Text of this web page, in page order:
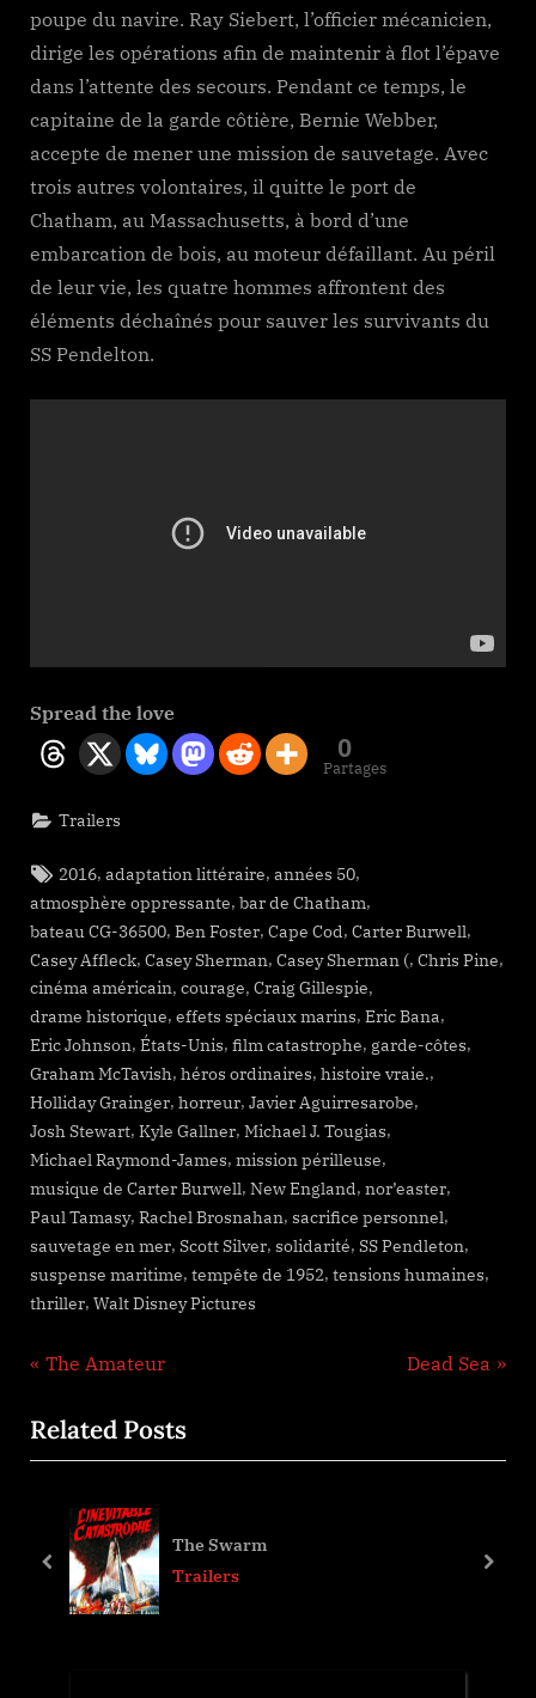
poupe du navire. Ray Siebert, l’officier mécanicien,
dirige les opérations afin de maintenir à flot l’épave
dans l’attente des secours. Pendant ce temps, le
capitaine de la garde côtière, Bernie Webber,
accepte de mener une mission de sauvetage. Avec
trois autres volontaires, il quitte le port de
Chatham, au Massachusetts, à bord d’une
embarcation de bois, au moteur défaillant. Au péril
de leur vie, les quatre hommes affrontent des
éléments déchaînés pour sauver les survivants du
SS Pendelton.
Spread the love
0
Partages
Trailers
Tags:
2016,adaptation littéraire,années 50,
atmosphère oppressante, bar de Chatham,
bateau CG-36500, Ben Foster, Cape Cod, Carter Burwell,
Casey Affleck, Casey Sherman, Casey Sherman (, Chris Pine,
cinéma américain, courage, Craig Gillespie,
drame historique, effets spéciaux marins, Eric Bana,
Eric Johnson, États-Unis, film catastrophe, garde-côtes,
Graham McTavish, héros ordinaires, histoire vraie.,
Holliday Grainger, horreur, Javier Aguirresarobe,
Josh Stewart, Kyle Gallner, Michael J. Tougias,
Michael Raymond-James, mission périlleuse,
musique de Carter Burwell, New England, nor’easter,
Paul Tamasy, Rachel Brosnahan, sacrifice personnel,
sauvetage en mer, Scott Silver, solidarité, SS Pendleton,
suspense maritime, tempête de 1952, tensions humaines,
thriller, Walt Disney Pictures
Navigation
de
l’article
P
e
v
u
The Amateur
N
t
Dead Sea
Related Posts
The Swarm
Trailers
prev next